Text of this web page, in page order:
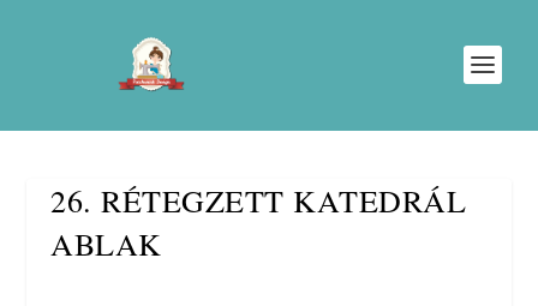
26. RÉTEGZETT KATEDRÁL
ABLAK